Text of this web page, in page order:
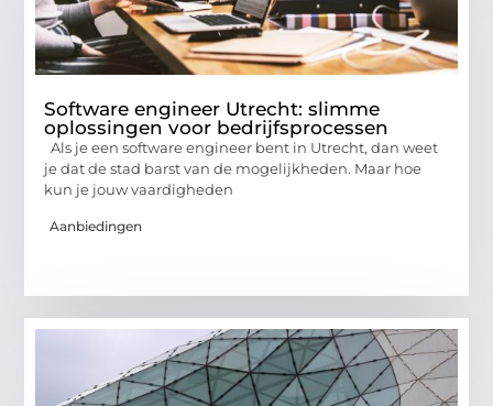
Software engineer Utrecht: slimme
oplossingen voor bedrijfsprocessen
Als je een software engineer bent in Utrecht, dan weet
je dat de stad barst van de mogelijkheden. Maar hoe
kun je jouw vaardigheden
Aanbiedingen